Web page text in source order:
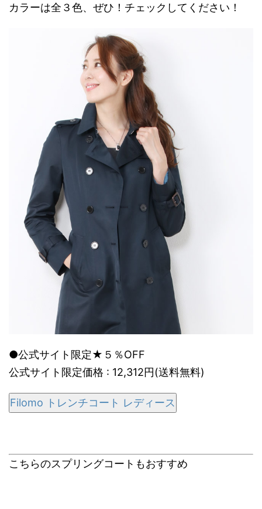
カラーは全３色、ぜひ！チェックしてください！
●公式サイト限定★５％OFF
公式サイト限定価格 : 12,312円(送料無料)
Filomo トレンチコート レディース
こちらのスプリングコートもおすすめ